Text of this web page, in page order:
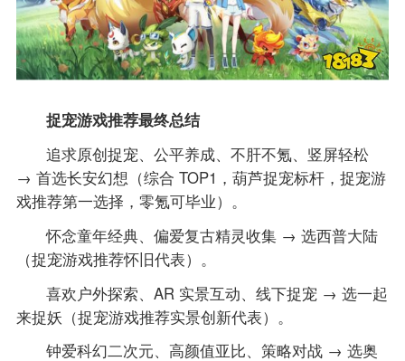
捉宠游戏推荐最终总结
追求原创捉宠、公平养成、不肝不氪、竖屏轻松
→ 首选长安幻想（综合 TOP1，葫芦捉宠标杆，捉宠游
戏推荐第一选择，零氪可毕业）。
怀念童年经典、偏爱复古精灵收集 → 选西普大陆
（捉宠游戏推荐怀旧代表）。
喜欢户外探索、AR 实景互动、线下捉宠 → 选一起
来捉妖（捉宠游戏推荐实景创新代表）。
钟爱科幻二次元、高颜值亚比、策略对战 → 选奥